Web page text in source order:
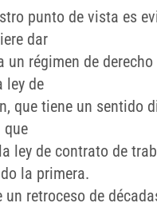
punto de vista es
dar
un régimen de
ley de
que tiene un sentido
que
ley de contrato de
la primera.
un retroceso de